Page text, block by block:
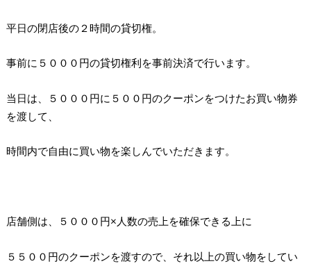
平日の閉店後の２時間の貸切権。
事前に５０００円の貸切権利を事前決済で行います。
当日は、５０００円に５００円のクーポンをつけたお買い物券
を渡して、
時間内で自由に買い物を楽しんでいただきます。
店舗側は、５０００円×人数の売上を確保できる上に
５５００円のクーポンを渡すので、それ以上の買い物をしてい